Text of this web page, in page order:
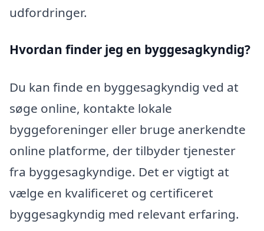
udfordringer.
Hvordan finder jeg en byggesagkyndig?
Du kan finde en byggesagkyndig ved at
søge online, kontakte lokale
byggeforeninger eller bruge anerkendte
online platforme, der tilbyder tjenester
fra byggesagkyndige. Det er vigtigt at
vælge en kvalificeret og certificeret
byggesagkyndig med relevant erfaring.